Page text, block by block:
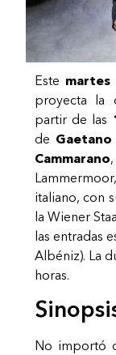
Este martes
proyecta la
partir de las
de
Cammarano
italiano, con
la Wiener
las entradas
Albéniz). La
horas.
No importó